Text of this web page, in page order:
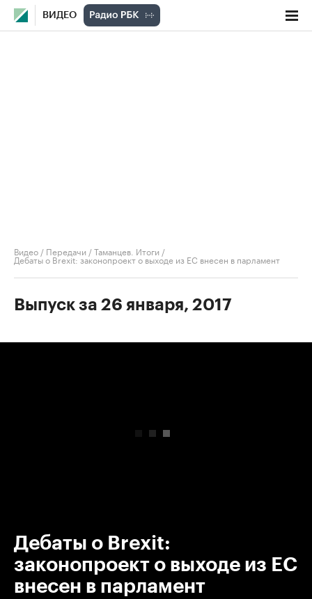
ВИДЕО
Видео / Передачи /Таманцев. Итоги /
Дебаты о Brexit: законопроект о выходе из ЕС внесен в парламент
Выпуск за 26 января, 2017
Дебаты о Brexit:
законопроект о выходе из ЕС
внесен в парламент